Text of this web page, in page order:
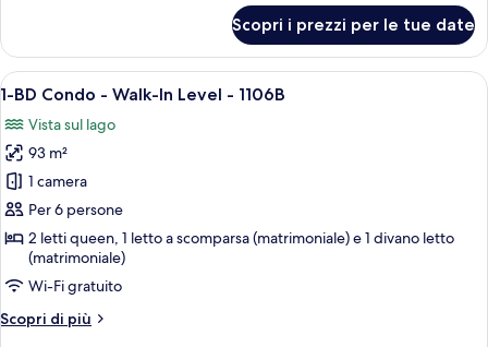
al
piano
terra
Deluxe,
camera
letto,
vista
lago,
al
piano
terra
Scopri i prezzi per le tue date
Apri
tutte
le
foto
per
1-
BD
Condo
-
Walk-
In
Camera da letto con due letti, una
11
1-BD Condo - Walk-In Level - 1106B
Vista sul lago
93 m²
1 camera
Per 6 persone
2 letti queen, 1 letto a scomparsa (matrimoniale) e 1 divano letto
(matrimoniale)
Wi-Fi gratuito
Scopri di più
Altri